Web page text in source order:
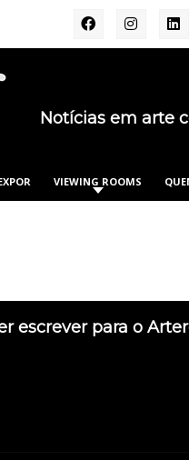
Notícias em arte
VIEWING ROOMS
escrever para o